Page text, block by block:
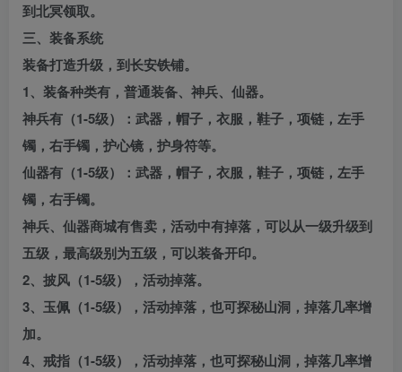
到北冥领取。
三、装备系统
装备打造升级，到长安铁铺。
1、装备种类有，普通装备、神兵、仙器。
神兵有（1-5级）：武器，帽子，衣服，鞋子，项链，左手
镯，右手镯，护心镜，护身符等。
仙器有（1-5级）：武器，帽子，衣服，鞋子，项链，左手
镯，右手镯。
神兵、仙器商城有售卖，活动中有掉落，可以从一级升级到
五级，最高级别为五级，可以装备开印。
2、披风（1-5级），活动掉落。
3、玉佩（1-5级），活动掉落，也可探秘山洞，掉落几率增
加。
4、戒指（1-5级），活动掉落，也可探秘山洞，掉落几率增